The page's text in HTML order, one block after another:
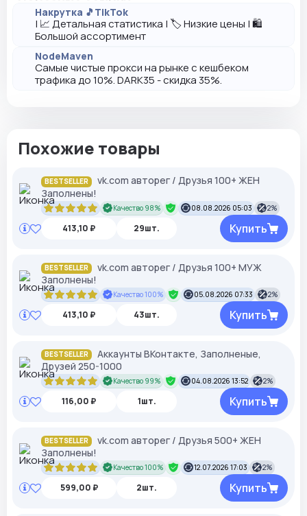
Накрутка 🎵TikTok
| 📈 Детальная статистика | 🏷️ Низкие цены | 🛍️
Большой ассортимент
NodeMaven
Самые чистые прокси на рынке с кешбеком
трафика до 10%. DARK35 - скидка 35%.
Похожие товары
BESTSELLER
vk.com авторег / Друзья 100+ ЖЕН
Заполнены!
Качество 98% 08.08.2026 05:03 2%
413,10 ₽ 29шт. Купить
BESTSELLER
vk.com авторег / Друзья 100+ МУЖ
Заполнены!
Качество 100% 05.08.2026 07:33 2%
413,10 ₽ 43шт. Купить
BESTSELLER
Аккаунты ВКонтакте, Заполненые,
Друзей 250-1000
Качество 99% 04.08.2026 13:52 2%
116,00 ₽ 1шт. Купить
BESTSELLER
vk.com авторег / Друзья 500+ ЖЕН
Заполнены!
Качество 100% 12.07.2026 17:03 2%
599,00 ₽ 2шт. Купить